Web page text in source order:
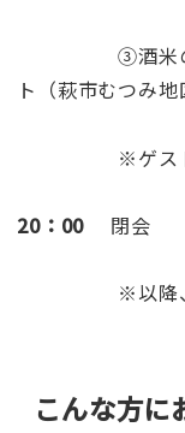
③酒米の稲刈
ト（萩市むつみ地
※ゲストに
20：00 閉会
※以降、任
こんな方に